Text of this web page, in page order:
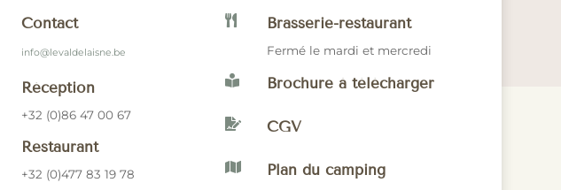
Contact
info@levaldelaisne.be
Réception
+32 (0)86 47 00 67
Restaurant
+32 (0)477 83 19 78
 Brasserie-restaurant
Fermé le mardi et mercredi
 Brochure à télécharger
 CGV
 Plan du camping